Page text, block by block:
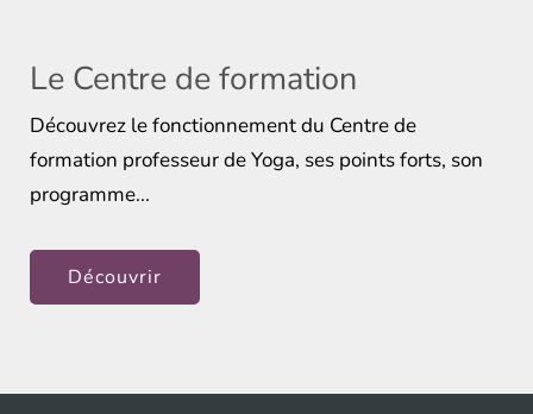
Le Centre de formation
Découvrez le fonctionnement du Centre de
formation professeur de Yoga, ses points forts, son
programme...
Découvrir